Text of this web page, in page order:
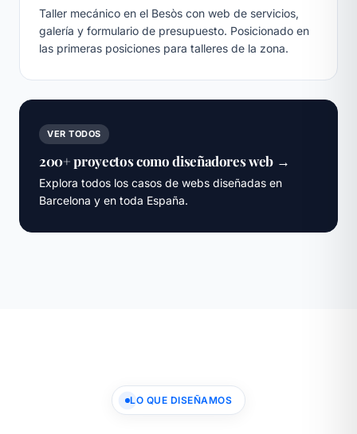
Taller mecánico en el Besòs con web de servicios,
galería y formulario de presupuesto. Posicionado en
las primeras posiciones para talleres de la zona.
VER TODOS
200+ proyectos como diseñadores web →
Explora todos los casos de webs diseñadas en
Barcelona y en toda España.
LO QUE DISEÑAMOS